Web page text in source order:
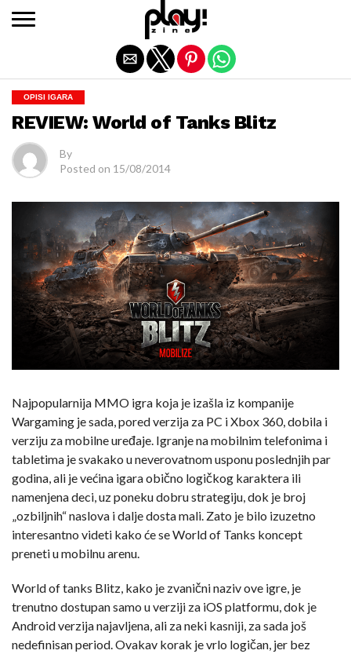
OPISI IGARA
REVIEW: World of Tanks Blitz
By
Posted on 15/08/2014
Najpopularnija MMO igra koja je izašla iz kompanije
Wargaming je sada, pored verzija za PC i Xbox 360, dobila i
verziju za mobilne uređaje. Igranje na mobilnim telefonima i
tabletima je svakako u neverovatnom usponu poslednjih par
godina, ali je većina igara obično logičkog karaktera ili
namenjena deci, uz poneku dobru strategiju, dok je broj
„ozbiljnih“ naslova i dalje dosta mali. Zato je bilo izuzetno
interesantno videti kako će se World of Tanks koncept
preneti u mobilnu arenu.
World of tanks Blitz, kako je zvanični naziv ove igre, je
trenutno dostupan samo u verziji za iOS platformu, dok je
Android verzija najavljena, ali za neki kasniji, za sada još
nedefinisan period. Ovakav korak je vrlo logičan, jer bez
Exit mobile version